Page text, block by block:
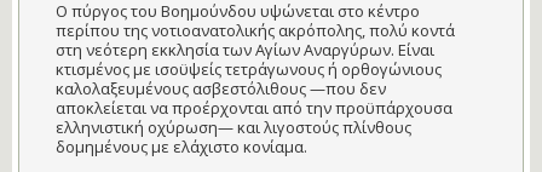
Ο πύργος του Βοημούνδου υψώνεται στο κέντρο
περίπου της νοτιοανατολικής ακρόπολης, πολύ κοντά
στη νεότερη εκκλησία των Αγίων Αναργύρων. Είναι
κτισμένος με ισοϋψείς τετράγωνους ή ορθογώνιους
καλολαξευμένους ασβεστόλιθους —που δεν
αποκλείεται να προέρχονται από την προϋπάρχουσα
ελληνιστική οχύρωση— και λιγοστούς πλίνθους
δομημένους με ελάχιστο κονίαμα.